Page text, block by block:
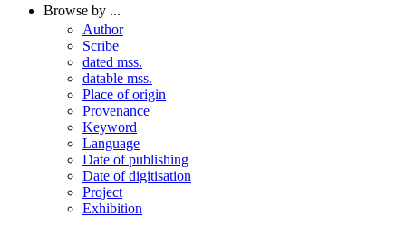
Browse by ...
Author
Scribe
dated mss.
datable mss.
Place of origin
Provenance
Keyword
Language
Date of publishing
Date of digitisation
Project
Exhibition